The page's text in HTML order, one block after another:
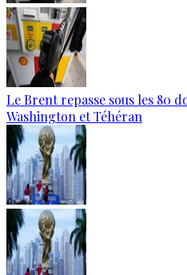
Le Brent repasse sous les 80
Washington et Téhéran